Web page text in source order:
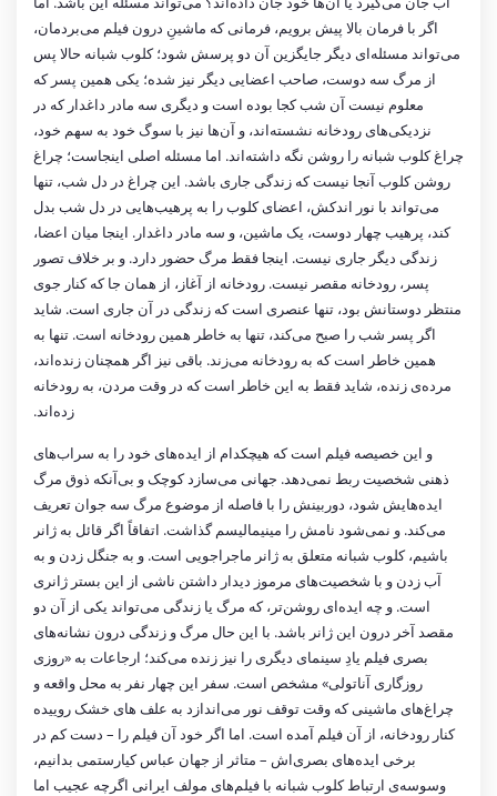
اگر با فرمان بالا پیش برویم، فرمانی که ماشینِ درون فیلم می‌بردمان،
می‌تواند مسئله‌ای دیگر جایگزین آن دو پرسش شود؛ کلوب شبانه حالا پس
از مرگ سه دوست، صاحب اعضایی دیگر نیز شده؛ یکی همین پسر که
معلوم نیست آن شب کجا بوده است و دیگری سه مادر داغدار که در
نزدیکی‌های رودخانه نشسته‌اند، و آن‌ها نیز با سوگ خود به سهم خود،
چراغ کلوب شبانه را روشن نگه داشته‌اند. اما مسئله اصلی اینجاست؛ چراغ
روشن کلوب آنجا نیست که زندگی جاری باشد. این چراغ در دل شب، تنها
می‌تواند با نور اندکش، اعضای کلوب را به پرهیب‌هایی در دل شب بدل
کند، پرهیب چهار دوست، یک ماشین، و سه مادر داغدار. اینجا میان اعضا،
زندگی دیگر جاری نیست. اینجا فقط مرگ حضور دارد. و بر خلاف تصور
پسر، رودخانه مقصر نیست. رودخانه از آغاز، از همان جا که کنار جوی
منتظر دوستانش بود، تنها عنصری است که زندگی در آن جاری است. شاید
اگر پسر شب را صبح می‌کند، تنها به خاطر همین رودخانه است. تنها به
همین خاطر است که به رودخانه می‌زند. باقی نیز اگر همچنان زنده‌اند،
مرده‌ی زنده، شاید فقط به این خاطر است که در وقت مردن، به رودخانه
زده‌اند.
و این خصیصه فیلم است که هیچکدام از ایده‌های خود را به سراب‌های
ذهنی شخصیت ربط نمی‌دهد. جهانی می‌سازد کوچک و بی‌آنکه ذوق مرگ
ایده‌هایش شود، دوربینش را با فاصله از موضوع مرگ سه جوان تعریف
می‌کند. و نمی‌شود نامش را مینیمالیسم گذاشت. اتفاقاً اگر قائل به ژانر
باشیم، کلوب شبانه متعلق به ژانر ماجراجویی است. و به جنگل زدن و به
آب زدن و با شخصیت‌های مرموز دیدار داشتن ناشی از این بستر ژانری
است. و چه ایده‌ای روشن‌تر، که مرگ یا زندگی می‌تواند یکی از آن دو
مقصد آخر درون این ژانر باشد. با این حال مرگ و زندگی درون نشانه‌های
بصری فیلم یادِ سینمای دیگری را نیز زنده می‌کند؛ ارجاعات به «روزی
روزگاری آناتولی» مشخص است. سفر این چهار نفر به محل واقعه و
چراغ‌های ماشینی که وقت توقف نور می‌اندازد به علف های خشک روییده
کنار رودخانه، از آن فیلم آمده است. اما اگر خود آن فیلم را – دست کم در
برخی ایده‌های بصری‌اش – متاثر از جهان عباس کیارستمی بدانیم،
وسوسه‌ی ارتباط کلوب شبانه با فیلم‌های مولف ایرانی اگرچه عجیب اما